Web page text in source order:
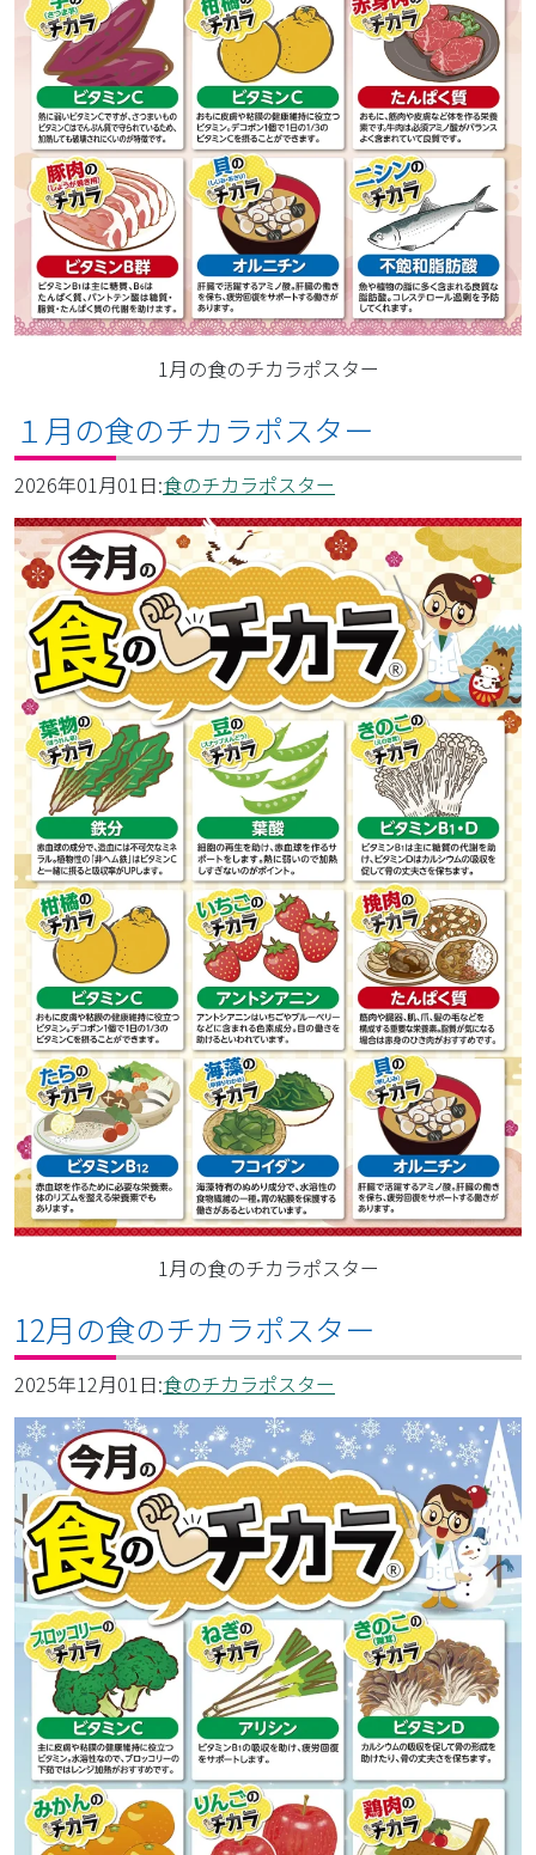
1月の食のチカラポスター
１月の食のチカラポスター
2026年01月01日:食のチカラポスター
1月の食のチカラポスター
12月の食のチカラポスター
2025年12月01日:食のチカラポスター